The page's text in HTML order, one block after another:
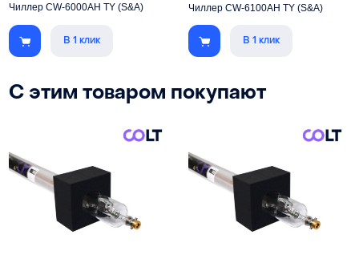
Чиллер CW-6000AH TY (S&A)
В 1 клик
Чиллер CW-6100AH TY (S&A)
В 1 клик
С этим товаром покупают